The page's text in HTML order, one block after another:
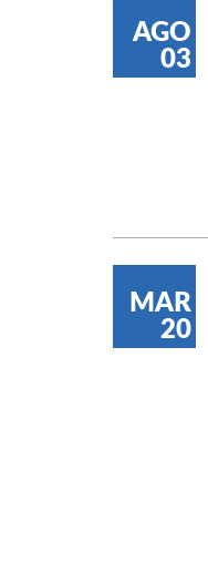
AGO
03
MAR
20